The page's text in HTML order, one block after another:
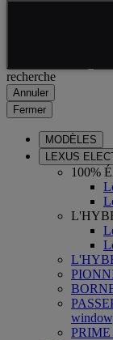
recherche
Annuler
Fermer
MODÈLES
LEXUS
100%
PRIME